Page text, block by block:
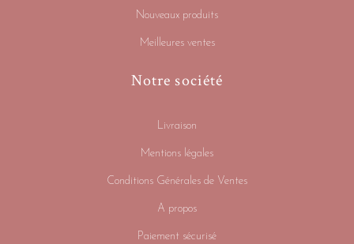
Nouveaux produits
Meilleures ventes
Notre société
Livraison
Mentions légales
Conditions Générales de Ventes
A propos
Paiement sécurisé